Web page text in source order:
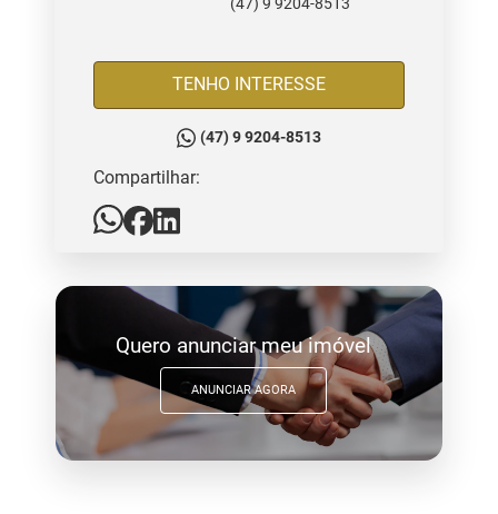
(47) 9 9204-8513
TENHO INTERESSE
(47) 9 9204-8513
Compartilhar:
Quero anunciar meu imóvel
ANUNCIAR AGORA